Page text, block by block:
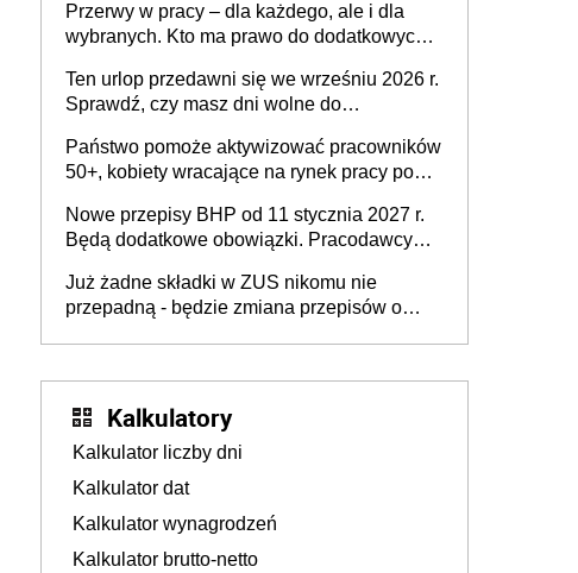
dofinansowań czy refundacji, ale bariery po
stronie systemu i świadomości
pracodawców [WYWIAD]
Przerwy w pracy – dla każdego, ale i dla
wybranych. Kto ma prawo do dodatkowych
Ten urlop przedawni się we wrześniu 2026 r.
Sprawdź, czy masz dni wolne do
Państwo pomoże aktywizować pracowników
50+, kobiety wracające na rynek pracy po
osoby neuroatypowe. Powstanie Fundusz
na rzecz Inkluzywności w Zatrudnianiu?
Nowe przepisy BHP od 11 stycznia 2027 r.
Będą dodatkowe obowiązki. Pracodawcy
Już żadne składki w ZUS nikomu nie
przepadną - będzie zmiana przepisów o
Kalkulatory
Kalkulator liczby dni
Kalkulator dat
Kalkulator wynagrodzeń
Kalkulator brutto-netto